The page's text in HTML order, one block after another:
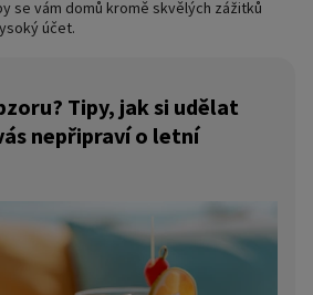
se vám domů kromě skvělých zážitků
účet.
Tipy, jak si udělat
nepřipraví o letní